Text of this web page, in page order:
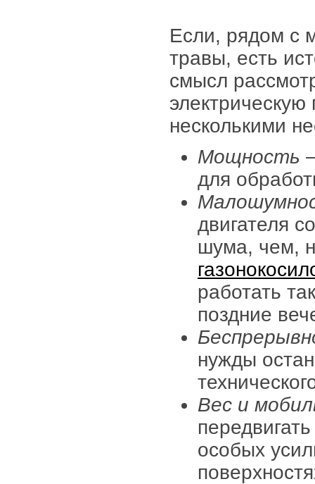
Если, рядом с
травы, есть
смысл
электрическую
несколькими
Мощность
для
двигателя
шума, чем,
работать
поздние
нужды
Вес и
особых